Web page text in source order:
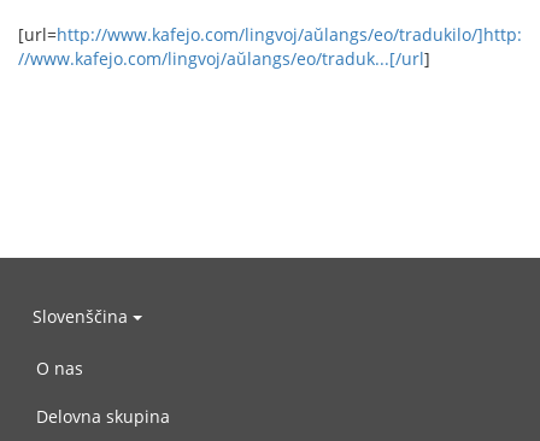
[url=http://www.kafejo.com/lingvoj/aŭlangs/eo/tradukilo/]http:
//www.kafejo.com/lingvoj/aŭlangs/eo/traduk...[/url]
Slovenščina
O nas
Delovna skupina